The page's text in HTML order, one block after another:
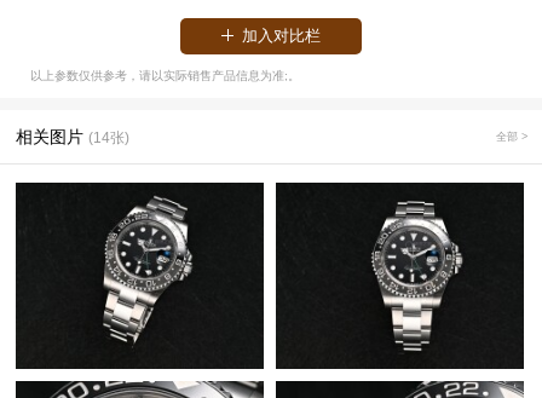
加入对比栏
以上参数仅供参考，请以实际销售产品信息为准;。
相关图片 (14张) 全部 >